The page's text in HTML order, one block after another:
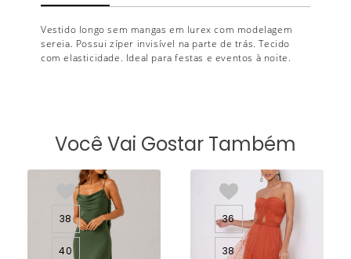
Vestido longo sem mangas em lurex com modelagem
sereia. Possui zíper invisível na parte de trás. Tecido
com elasticidade. Ideal para festas e eventos à noite.
Você Vai Gostar Também
38
40
36
38